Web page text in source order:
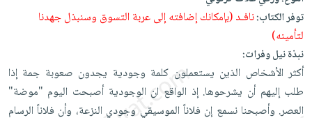
تحميل
iKitab
على
Apple
العناية
وتصفيف
الشعر
العناية
بالجسم
العناية
الكل
أواني
الطهي
أدوات
الخبز
متجر
الهدايا
أقسام
الأكثر
توفر الكتاب:نافـد (بإمكانك إضافته إلى عربة التسوق وسنبذل جهدنا
لتأمينه)
نبذة نيل وفرات:
أكثر الأشخاص الذين يستعملون كلمة وجودية يجدون صعوبة جمة إذا
طلب إليهم أن يشرحوها. إذ الواقع ان الوجودية أصبحت اليوم "موضة"
العصر. وأصبحنا نسمع إن فلاناً الموسيقي وجودي النزعة، وأن فلاناً الرسام